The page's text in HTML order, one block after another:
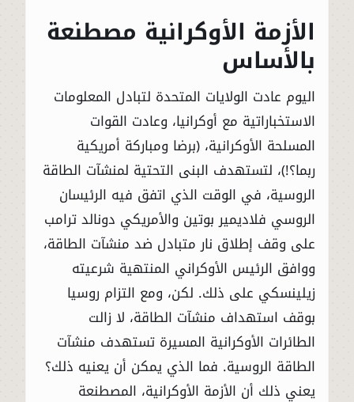
الأزمة الأوكرانية مصطنعة
بالأساس
اليوم عادت الولايات المتحدة لتبادل المعلومات
الاستخباراتية مع أوكرانيا، وعادت القوات
المسلحة الأوكرانية، (برضا ومباركة أمريكية
ربما؟!)، لتستهدف البنى التحتية لمنشآت الطاقة
الروسية، في الوقت الذي اتفق فيه الرئيسان
الروسي فلاديمير بوتين والأمريكي دونالد ترامب
على وقف إطلاق نار متبادل ضد منشآت الطاقة،
ووافق الرئيس الأوكراني المنتهية شرعيته
زيلينسكي على ذلك. لكن، ومع التزام روسيا
بوقف استهداف منشآت الطاقة، لا زالت
الطائرات الأوكرانية المسيرة تستهدف منشآت
الطاقة الروسية. فما الذي يمكن أن يعنيه ذلك؟
يعني ذلك أن الأزمة الأوكرانية، المصطنعة